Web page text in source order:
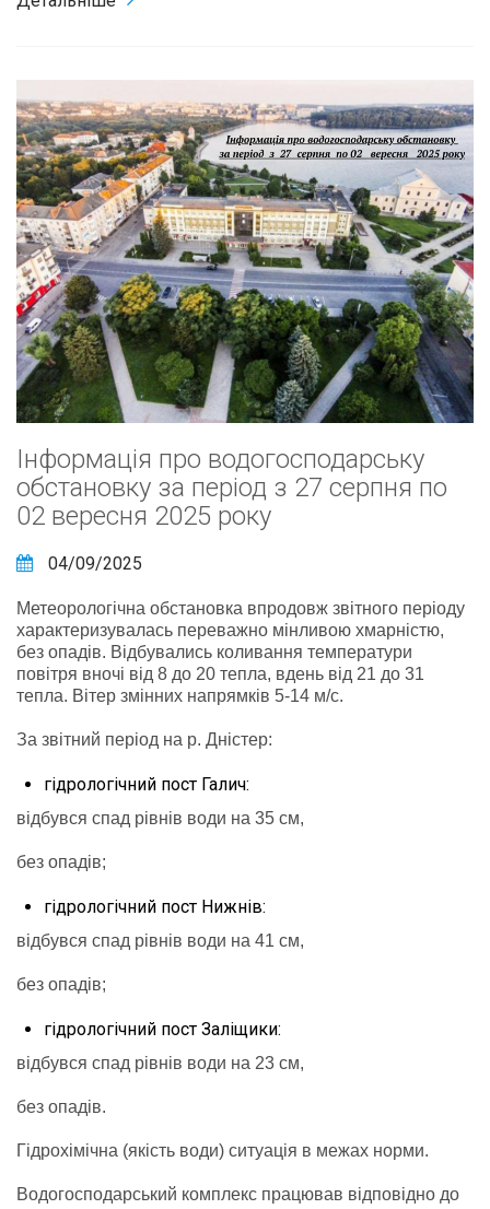
Інформація про водогосподарську
обстановку за період з 27 серпня по
02 вересня 2025 року
04/09/2025
Метеорологічна обстановка впродовж звітного періоду
характеризувалась переважно мінливою хмарністю,
без опадів. Відбувались коливання температури
повітря вночі від 8 до 20 тепла, вдень від 21 до 31
тепла. Вітер змінних напрямків 5-14 м/с.
За звітний період на р. Дністер:
гідрологічний пост Галич:
відбувся спад рівнів води на 35 см,
без опадів;
гідрологічний пост Нижнів:
відбувся спад рівнів води на 41 см,
без опадів;
гідрологічний пост Заліщики:
відбувся спад рівнів води на 23 см,
без опадів.
Гідрохімічна (якість води) ситуація в межах норми.
Водогосподарський комплекс працював відповідно до